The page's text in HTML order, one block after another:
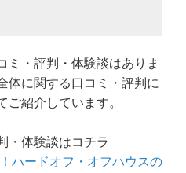
ミ・評判・体験談はありま
体に関する口コミ・評判に
ご紹介しています。
・体験談はコチラ
ハードオフ・オフハウスの